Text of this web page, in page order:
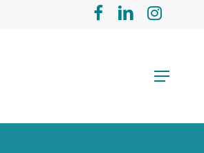
facebooklinkedin instagram
Menu